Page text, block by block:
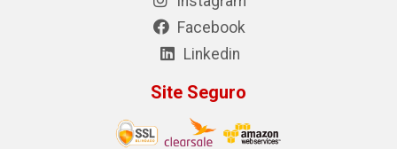
Facebook
Linkedin
Site Seguro